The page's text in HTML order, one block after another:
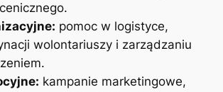
pomoc w logistyce,
wolontariuszy i zarządzaniu
kampanie marketingowe,